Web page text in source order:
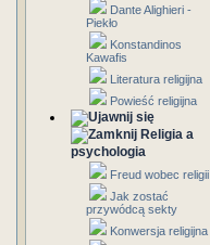
Dante Alighieri -
Piekło
Konstandinos
Kawafis
Literatura religijna
Powieść religijna
Religia a
psychologia
Freud wobec religii
Jak zostać
przywódcą sekty
Konwersja religijna